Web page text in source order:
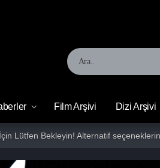
Film Arşivi Dizi Arşivi
İçin Lütfen Bekleyin! Alternatif